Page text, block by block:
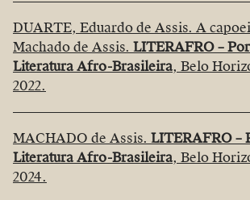
DUARTE, Eduardo de Assis. A
Machado de Assis. LITERAFRO –
Literatura Afro-Brasileira, Belo
2022.
MACHADO de Assis. LITERAFRO –
Literatura Afro-Brasileira, Belo
2024.